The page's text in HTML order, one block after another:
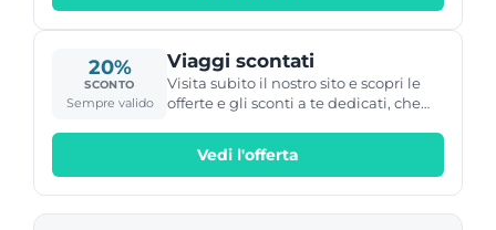
20%
SCONTO
Sempre valido
Viaggi scontati
Visita subito il nostro sito e scopri le
offerte e gli sconti a te dedicati, che
Vedi l'offerta